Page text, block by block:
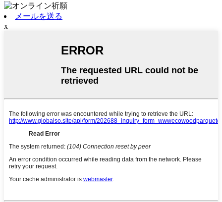
メールを送る
x